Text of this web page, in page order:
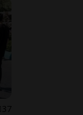
37